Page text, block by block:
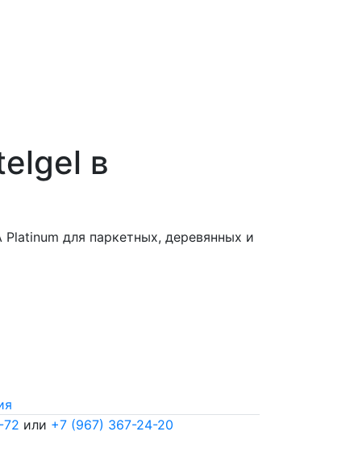
в
для паркетных, деревянных и
или +7 (967) 367-24-20